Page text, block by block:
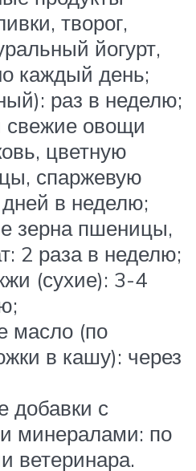
творог,
йогурт,
каждый день;
раз в неделю;
овощи
цветную
спаржевую
в неделю;
зерна пшеницы,
2 раза в неделю;
(сухие): 3-4
масло (по
в кашу): через
добавки с
минералами: по
ветеринара.